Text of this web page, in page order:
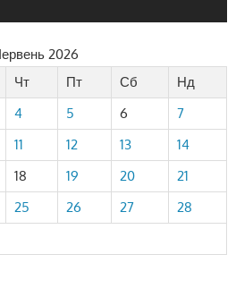
2026
Чт Пт Сб
Нд
4 5 6
7
11 12 13
14
18 19 20
21
25 26 27
28